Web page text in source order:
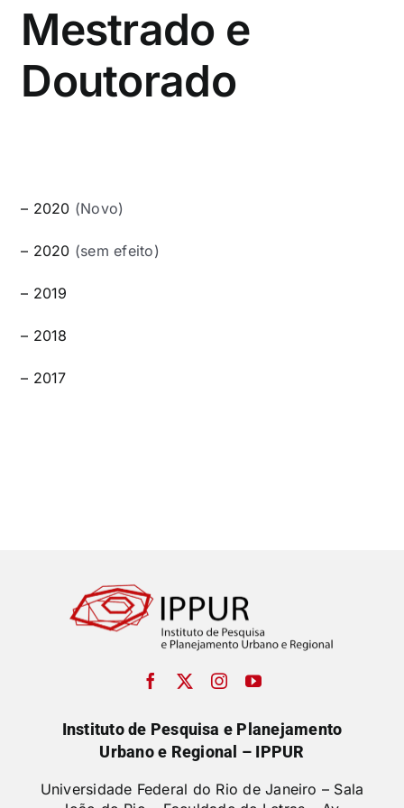
Comunicação
Buscar
Mestrado e
Doutorado
– 2020 (Novo)
– 2020 (sem efeito)
– 2019
– 2018
– 2017
Instituto de Pesquisa e Planejamento
Urbano e Regional – IPPUR
Universidade Federal do Rio de Janeiro – Sala